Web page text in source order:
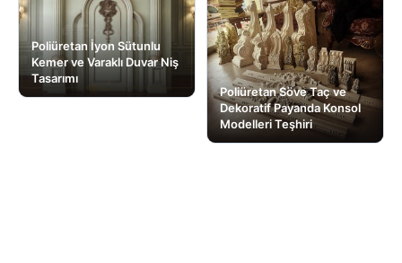
Poliüretan İyon Sütunlu
Kemer ve Varaklı Duvar Niş
Tasarımı
Poliüretan Söve Taç ve
Dekoratif Payanda Konsol
Modelleri Teşhiri